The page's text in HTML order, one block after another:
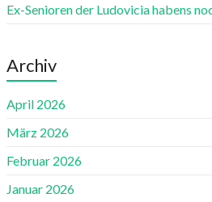
Ex-Senioren der Ludovicia habens
Archiv
April 2026
März 2026
Februar 2026
Januar 2026